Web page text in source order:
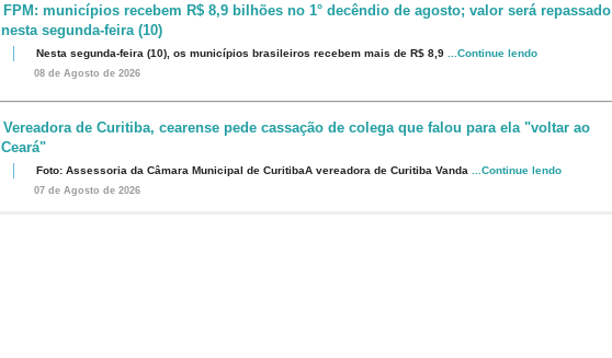
FPM: municípios recebem R$ 8,9 bilhões no 1° decêndio de agosto; valor será repassado
nesta segunda-feira (10)
Nesta segunda-feira (10), os municípios brasileiros recebem mais de R$ 8,9 ...Continue lendo
08 de Agosto de 2026
Vereadora de Curitiba, cearense pede cassação de colega que falou para ela "voltar ao
Ceará"
Foto: Assessoria da Câmara Municipal de CuritibaA vereadora de Curitiba Vanda ...Continue lendo
07 de Agosto de 2026